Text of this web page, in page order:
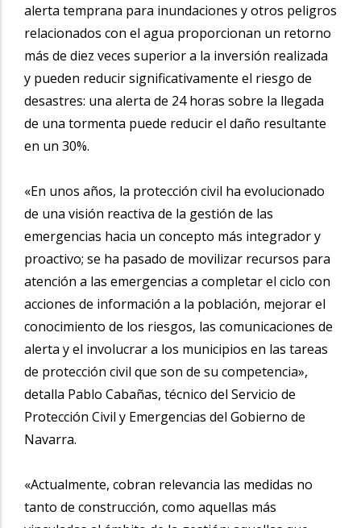
alerta temprana para inundaciones y otros peligros
relacionados con el agua proporcionan un retorno
más de diez veces superior a la inversión realizada
y pueden reducir significativamente el riesgo de
desastres: una alerta de 24 horas sobre la llegada
de una tormenta puede reducir el daño resultante
en un 30%.
«En unos años, la protección civil ha evolucionado
de una visión reactiva de la gestión de las
emergencias hacia un concepto más integrador y
proactivo; se ha pasado de movilizar recursos para
atención a las emergencias a completar el ciclo con
acciones de información a la población, mejorar el
conocimiento de los riesgos, las comunicaciones de
alerta y el involucrar a los municipios en las tareas
de protección civil que son de su competencia»,
detalla Pablo Cabañas, técnico del Servicio de
Protección Civil y Emergencias del Gobierno de
Navarra.
«Actualmente, cobran relevancia las medidas no
tanto de construcción, como aquellas más